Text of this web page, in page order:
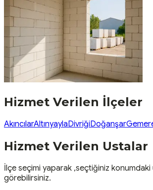
Hizmet Verilen İlçeler
AkıncılarAltınyaylaDivriğiDoğanşar
Hizmet Verilen Ustalar
İlçe seçimi yaparak ,seçtiğiniz konumdaki
görebilirsiniz.